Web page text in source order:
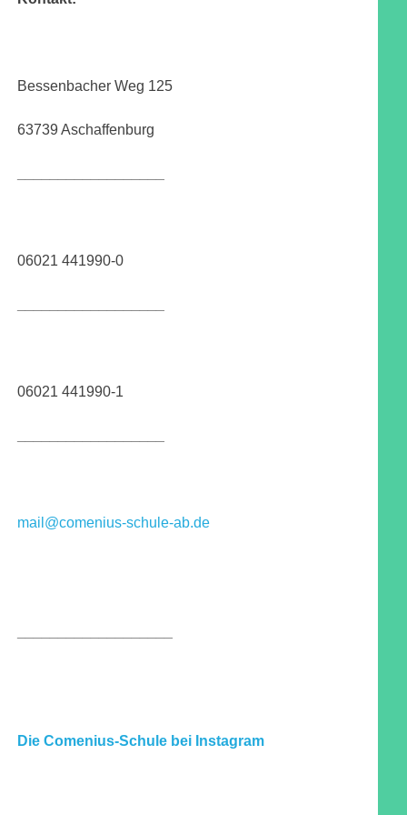
Bessenbacher Weg 125
63739 Aschaffenburg
06021 441990-0
06021 441990-1
mail@comenius-schule-ab.de
Die Comenius-Schule bei Instagram